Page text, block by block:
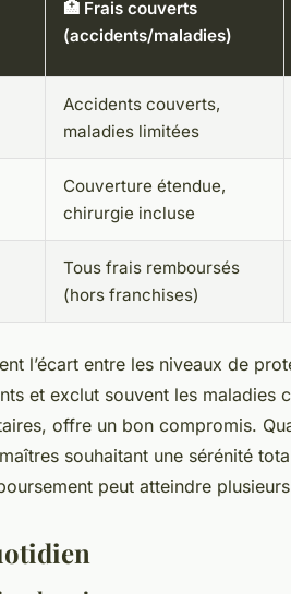
🏥 Frais couverts
(accidents/maladies)
Accidents couverts,
maladies limitées
Couverture étendue,
chirurgie incluse
Tous frais remboursés
(hors franchises)
l’écart entre les niveaux de
et exclut souvent les maladies
offre un bon compromis.
souhaitant une sérénité
peut atteindre plusieurs